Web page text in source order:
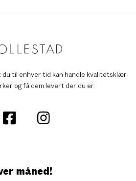
du til enhver tid kan handle kvalitetsklær
og få dem levert der du er.
måned!